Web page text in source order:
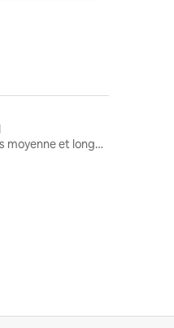
Locations moyenne et longue durée